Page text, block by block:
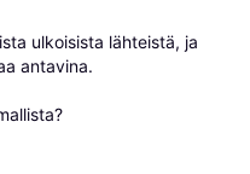
ulkoisista lähteistä, ja
antavina.